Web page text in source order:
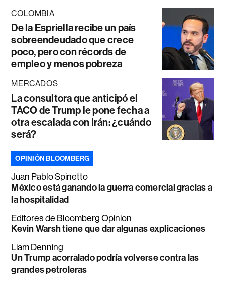
COLOMBIA
De la Espriella recibe un país
sobreendeudado que crece
poco, pero con récords de
empleo y menos pobreza
MERCADOS
La consultora que anticipó el
TACO de Trump le pone fecha a
otra escalada con Irán: ¿cuándo
será?
OPINIÓN BLOOMBERG
Juan Pablo Spinetto
México está ganando la guerra comercial gracias a
la hospitalidad
Editores de Bloomberg Opinion
Kevin Warsh tiene que dar algunas explicaciones
Liam Denning
Un Trump acorralado podría volverse contra las
grandes petroleras